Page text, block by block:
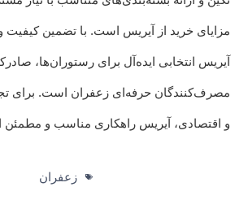
مزایای خرید از آیریس است. با تضمین کیفیت
آیریس انتخابی ایده‌آل برای رستوران‌ها،
مصرف‌کنندگان حرفه‌ای زعفران است. برای
و اقتصادی، آیریس راهکاری مناسب و مطمئن
زعفران